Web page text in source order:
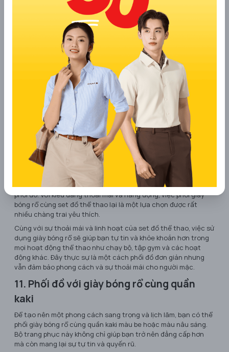
Phối đồ với giày bóng rổ cùng đồ tập
10. Phối đồ với giày bóng rổ cùng set thể
thao
Set đồ thể thao là sự lựa chọn hoàn hảo cho những ngày
muốn thoải mái mà không cần phải suy nghĩ quá nhiều về việc
phối đồ. Với kiểu dáng thoải mái và năng động, việc phối giày
bóng rổ cùng set đồ thể thao lại là một lựa chọn được rất
nhiều chàng trai yêu thích.
Cùng với sự thoải mái và linh hoạt của set đồ thể thao, việc sử
dụng giày bóng rổ sẽ giúp bạn tự tin và khỏe khoắn hơn trong
mọi hoạt động thể thao như chạy bộ, tập gym và các hoạt
động khác. Đây thực sự là một cách phối đồ đơn giản nhưng
vẫn đảm bảo phong cách và sự thoải mái cho người mặc.
11. Phối đồ với giày bóng rổ cùng quần
kaki
Để tạo nên một phong cách sang trọng và lịch lãm, bạn có thể
phối giày bóng rổ cùng quần kaki màu be hoặc màu nâu sáng.
Bộ trang phục này không chỉ giúp bạn trở nên đẳng cấp hơn
mà còn mang lại sự tự tin và quyến rũ.